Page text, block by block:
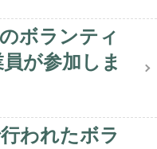
ボランティ
が参加しま
われたボラ